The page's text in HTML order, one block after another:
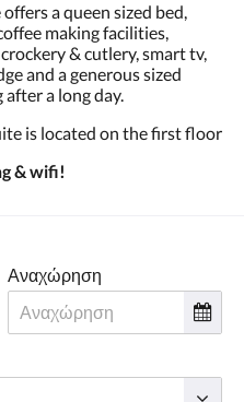
a queen sized bed,
making facilities,
& cutlery, smart tv,
and a generous sized
a long day.
is located on the first floor
& wifi!
Αναχώρηση